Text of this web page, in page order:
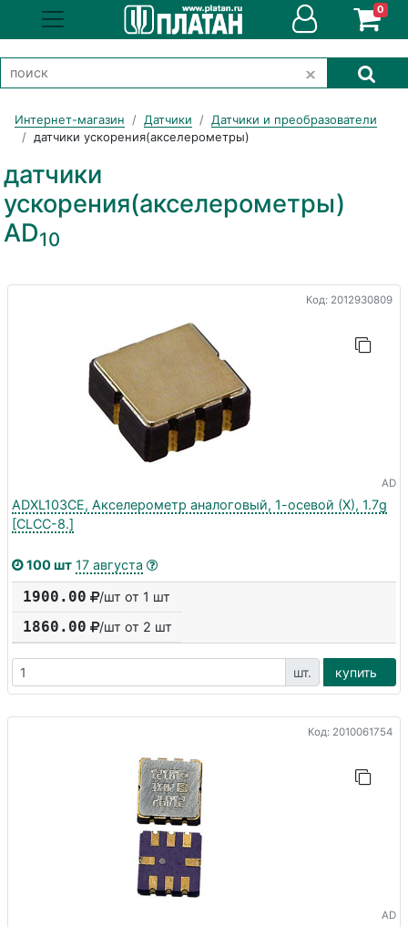
0
Интернет-магазин Датчики
Датчики и преобразователи
датчики ускорения(акселерометры)
датчики
ускорения(акселерометры)
AD10
Код: 2012930809
AD
ADXL103CE, Акселерометр аналоговый, 1-осевой (Х), 1.7g
[CLCC-8.]
100 шт 17 августа
1900.00 /шт от 1 шт
1860.00 /шт от 2 шт
шт. купить
Код: 2010061754
AD